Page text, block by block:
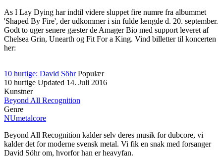
As I Lay Dying har indtil videre sluppet fire numre fra albummet
'Shaped By Fire', der udkommer i sin fulde længde d. 20. september.
Godt to uger senere gæster de Amager Bio med support leveret af
Chelsea Grin, Unearth og Fit For a King. Vind billetter til koncerten
her:
10 hurtige: David Söhr Populær
10 hurtige Updated 14. Juli 2016
Kunstner
Beyond All Recognition
Genre
NUmetalcore
Beyond All Recognition kalder selv deres musik for dubcore, vi
kalder det for moderne svensk metal. Vi fik en snak med forsanger
David Söhr om, hvorfor han er heavyfan.